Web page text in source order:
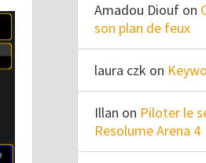
Amadou Diouf on
son plan de feux
laura czk on
Illan on Piloter le
Resolume Arena 4